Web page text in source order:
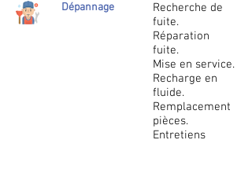
Dépannage
Recherche de
fuite.
Réparation
fuite.
Mise en service.
Recharge en
fluide.
Remplacement
pièces.
Entretiens